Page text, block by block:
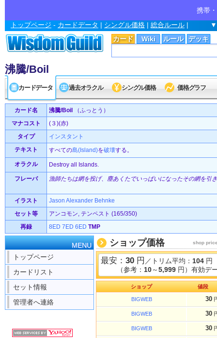
携帯
カード Wiki ルール デッキ
トップページ - カードデータ | シングル価格 | 総合ルール |
沸騰/Boil
カードデータ 過去オラクル シングル価格 価格グラフ
カード名 沸騰/Boil
（ふっとう）
マナコスト
(３)(赤)
タイプ
インスタント
テキスト
すべての島(Island)を破壊する。
オラクル Destroy all Islands.
フレーバ 漁師たちは網を投げ、塵あくたでいっぱいになったその網を引
イラスト
Jason Alexander Behnke
セット等
アンコモン, テンペスト (165/350)
再録
8ED 7ED 6ED TMP
MENU
トップページ
カードリスト
セット情報
管理者へ連絡
ショップ価格 shop
最安： 30 円 ／トリム平均： 104 円
（参考： 10～5,999 円）有効デ
ショップ 値段
BIGWEB 30
BIGWEB 30
BIGWEB 30